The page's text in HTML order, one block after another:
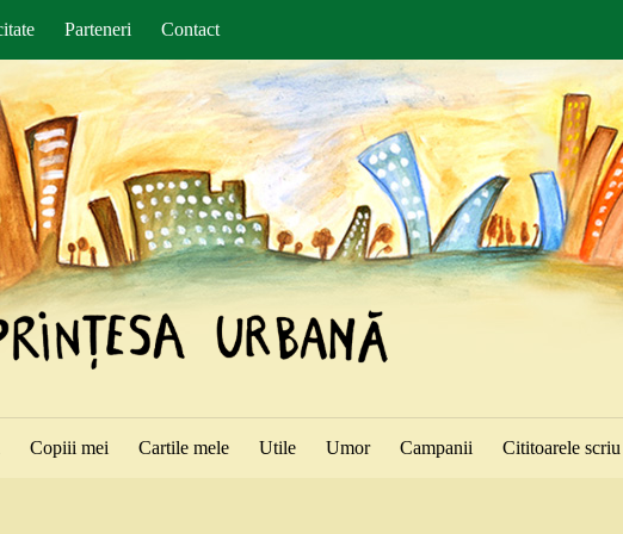
Parteneri Contact
Copiii mei Cartile mele Utile Umor Campanii Cititoarele scriu